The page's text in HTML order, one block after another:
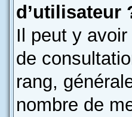
d’utilisateur
Il peut y
de
rang,
nombre de